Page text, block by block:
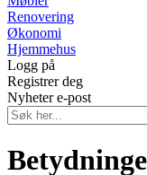
Renovering
Økonomi
Hjemmehus
Logg på
Registrer deg
Nyheter e-post